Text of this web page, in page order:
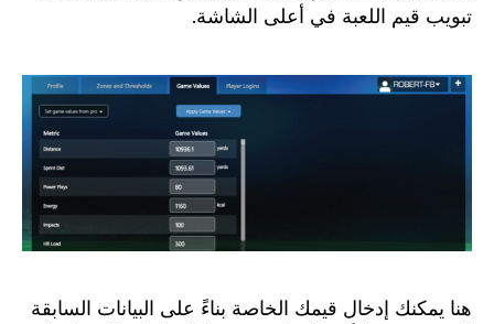
تبويب قيم اللعبة في أعلى الشاشة.
هنا يمكنك إدخال قيمك الخاصة بناءً على البيانات السابقة